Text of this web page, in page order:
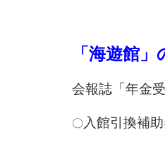
「海遊館」
会報誌「年金
〇 入館引換補